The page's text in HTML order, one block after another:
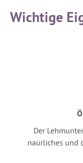
Wichtige
Der
naürliches und